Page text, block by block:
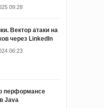
09:28
Вектор атаки на
через LinkedIn
06:23
перформансе
Java